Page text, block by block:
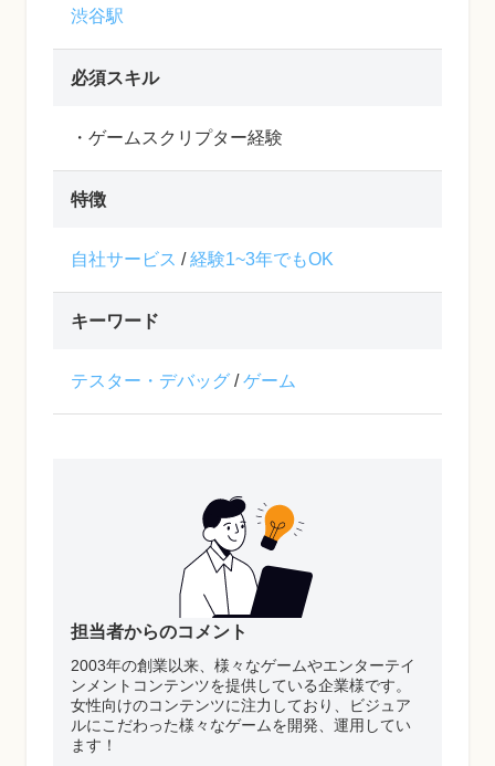
渋谷駅
必須スキル
・ゲームスクリプター経験
特徴
自社サービス /経験1~3年でもOK
キーワード
テスター・デバッグ /ゲーム
担当者からのコメント
2003年の創業以来、様々なゲームやエンターテイ
ンメントコンテンツを提供している企業様です。
女性向けのコンテンツに注力しており、ビジュア
ルにこだわった様々なゲームを開発、運用してい
ます！